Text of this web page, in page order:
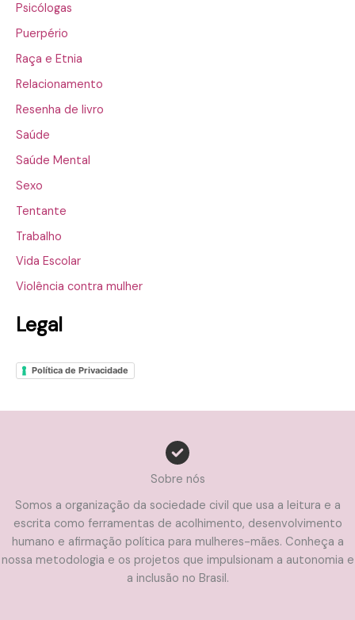
Psicólogas
Puerpério
Raça e Etnia
Relacionamento
Resenha de livro
Saúde
Saúde Mental
Sexo
Tentante
Trabalho
Vida Escolar
Violência contra mulher
Legal
Política de Privacidade
Sobre nós
Somos a organização da sociedade civil que usa a leitura e a
escrita como ferramentas de acolhimento, desenvolvimento
humano e afirmação política para mulheres-mães. Conheça a
nossa metodologia e os projetos que impulsionam a autonomia e
a inclusão no Brasil.